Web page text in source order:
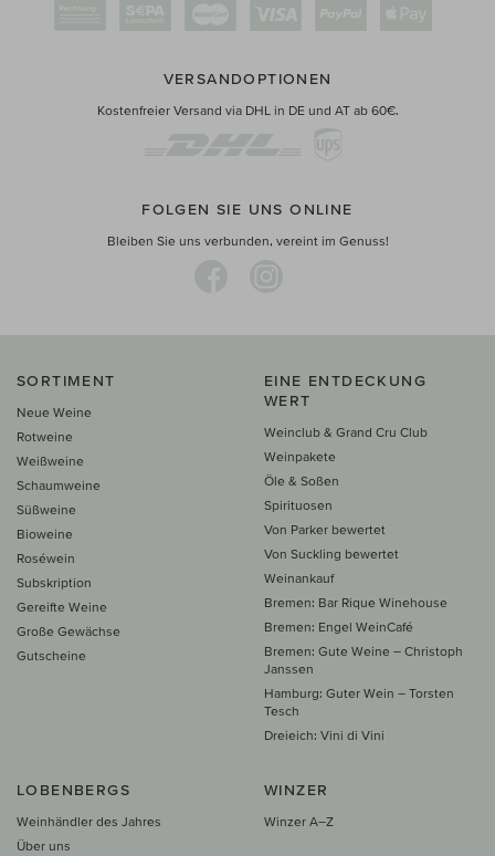
VERSANDOPTIONEN
Kostenfreier Versand via DHL in DE und AT ab 60€.
FOLGEN SIE UNS ONLINE
Bleiben Sie uns verbunden, vereint im Genuss!
SORTIMENT
Neue Weine
Rotweine
Weißweine
Schaumweine
Süßweine
Bioweine
Roséwein
Subskription
Gereifte Weine
Große Gewächse
Gutscheine
EINE ENTDECKUNG
WERT
Weinclub & Grand Cru Club
Weinpakete
Öle & Soßen
Spirituosen
Von Parker bewertet
Von Suckling bewertet
Weinankauf
Bremen: Bar Rique Winehouse
Bremen: Engel WeinCafé
Bremen: Gute Weine – Christoph
Janssen
Hamburg: Guter Wein – Torsten
Tesch
Dreieich: Vini di Vini
LOBENBERGS
Weinhändler des Jahres
Über uns
WINZER
Winzer A–Z